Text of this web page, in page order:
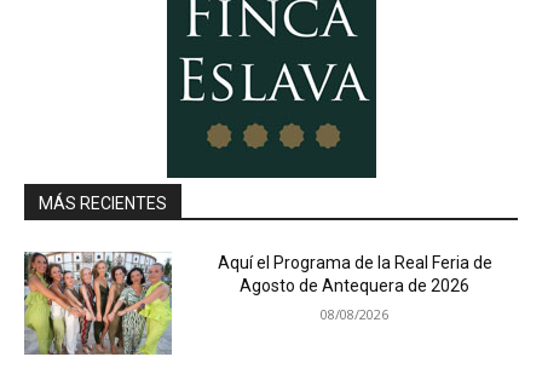
MÁS RECIENTES
Aquí el Programa de la Real Feria de
Agosto de Antequera de 2026
08/08/2026